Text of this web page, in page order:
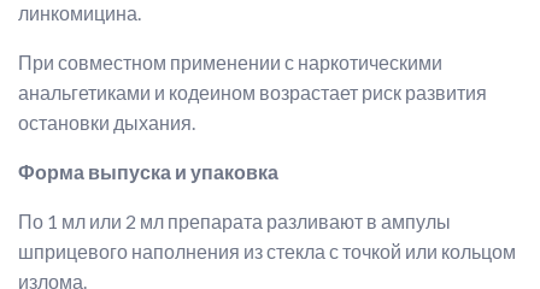
линкомицина.
При совместном применении с наркотическими
анальгетиками и кодеином возрастает риск развития
остановки дыхания.
Форма выпуска и упаковка
По 1 мл или 2 мл препарата разливают в ампулы
шприцевого наполнения из стекла с точкой или кольцом
излома.